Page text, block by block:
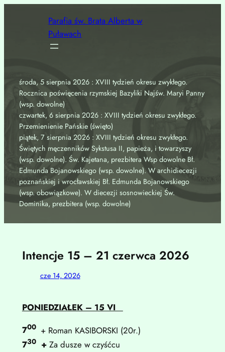
Parafia św. Brata Alberta w
Puławach
środa, 5 sierpnia 2026 : XVIII tydzień okresu zwykłego.
Rocznica poświęcenia rzymskiej Bazyliki Najśw. Maryi Panny
(wsp. dowolne)
czwartek, 6 sierpnia 2026 : XVIII tydzień okresu zwykłego.
Przemienienie Pańskie (święto)
piątek, 7 sierpnia 2026 : XVIII tydzień okresu zwykłego.
Świętych męczenników Sykstusa II, papieża, i towarzyszy
(wsp. dowolne). Św. Kajetana, prezbitera Wsp dowolne Bł.
Edmunda Bojanowskiego (wsp. dowolne). W archidiecezji
poznańskiej i wrocławskiej Bł. Edmunda Bojanowskiego
(wsp. obowiązkowe). W diecezji sosnowieckiej Św.
Dominika, prezbitera (wsp. dowolne)
Intencje 15 – 21 czerwca 2026
cze 14, 2026
PONIEDZIAŁEK – 15 VI
700 + Roman KASIBORSKI (20r.)
730+Za dusze w czyśćcu